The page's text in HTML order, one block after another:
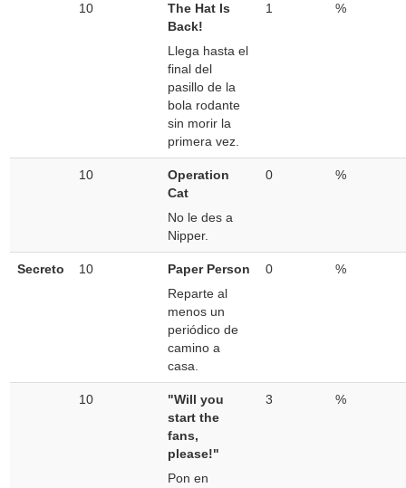
10
The Hat Is
Back!
Llega hasta el
final del
pasillo de la
bola rodante
sin morir la
primera vez.
1 %
10
Operation
Cat
No le des a
Nipper.
0 %
Secreto 10
Paper Person
Reparte al
menos un
periódico de
camino a
casa.
0 %
10
"Will you
start the
fans,
please!"
Pon en
3 %